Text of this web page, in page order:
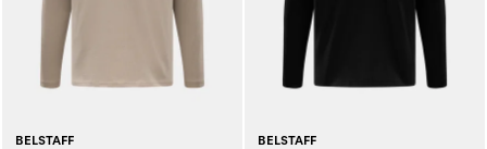
BELSTAFF BELSTAFF